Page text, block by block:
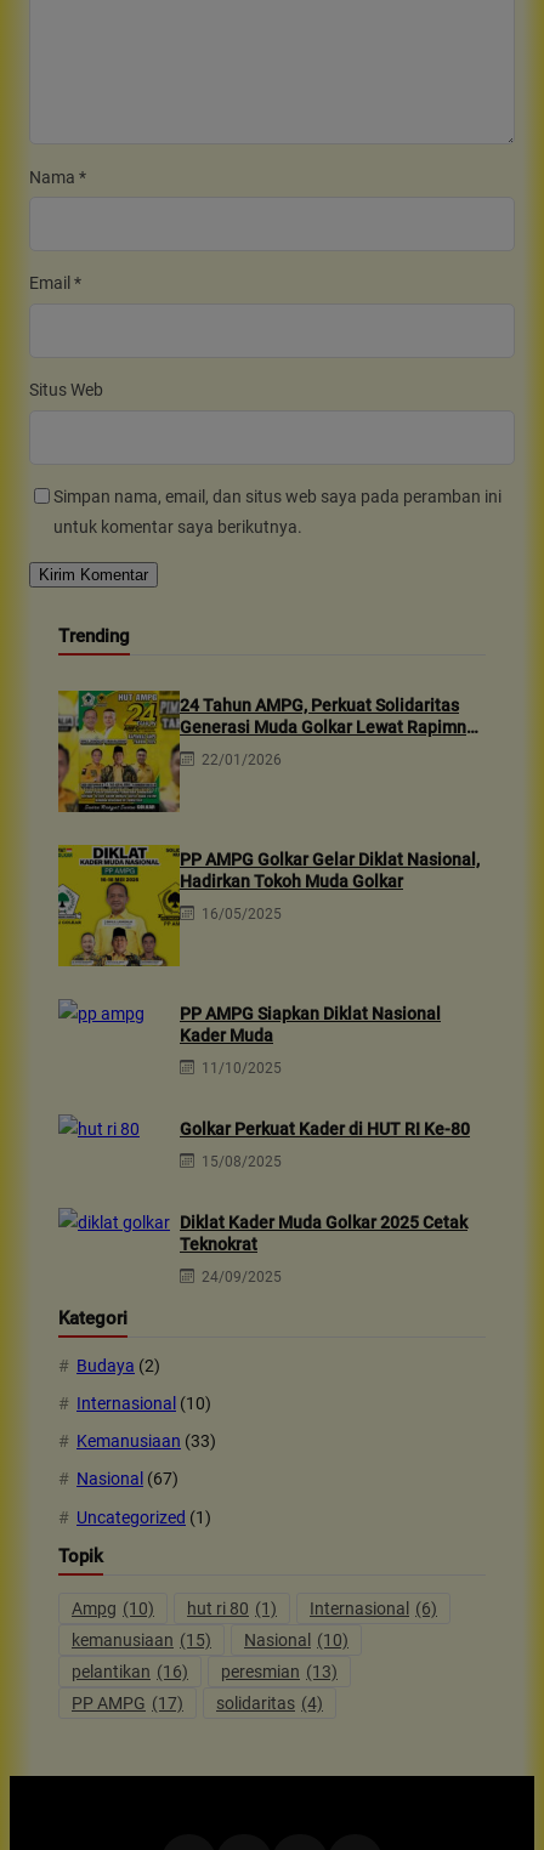
Nama *
Email *
Situs Web
Simpan nama, email, dan situs web saya pada peramban ini
untuk komentar saya berikutnya.
Trending
24 Tahun AMPG, Perkuat Solidaritas
Generasi Muda Golkar Lewat Rapimnas
2026 & Aksi Sosial 10rb Dhuafa
22/01/2026
PP AMPG Golkar Gelar Diklat Nasional,
Hadirkan Tokoh Muda Golkar
16/05/2025
PP AMPG Siapkan Diklat Nasional
Kader Muda
11/10/2025
Golkar Perkuat Kader di HUT RI Ke-80
15/08/2025
Diklat Kader Muda Golkar 2025 Cetak
Teknokrat
24/09/2025
Kategori
Budaya (2)
Internasional (10)
Kemanusiaan (33)
Nasional (67)
Uncategorized (1)
Topik
Ampg (10) hut ri 80 (1) Internasional
(6)
kemanusiaan (15) Nasional
(10)
pelantikan (16) peresmian (13)
PP AMPG (17) solidaritas (4)